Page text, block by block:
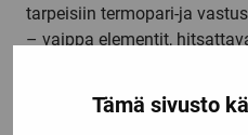
Tämä sivusto
tarpeisiin termopari-ja
– vaippa elementit,
– vakiorakenteiden ohella
sovelluskohtaiset